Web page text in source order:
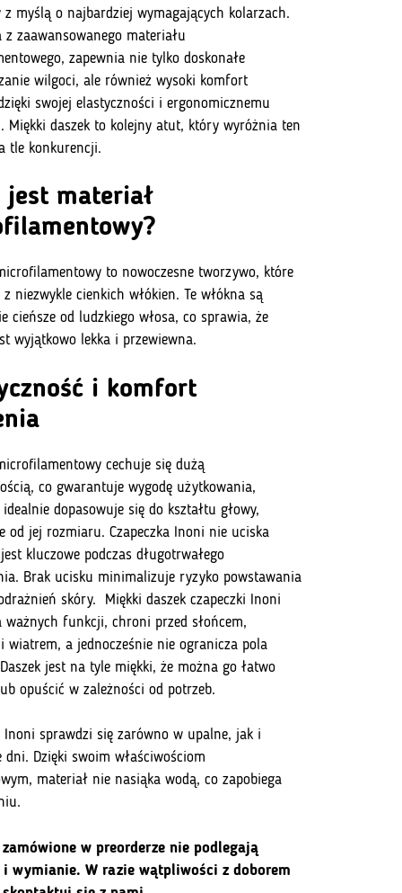
z myślą o najbardziej wymagających kolarzach.
z zaawansowanego materiału
zapewnia nie tylko doskonałe
wilgoci, ale również wysoki komfort
swojej elastyczności i ergonomicznemu
Miękki daszek to kolejny atut, który wyróżnia ten
tle konkurencji.
jest materiał
to nowoczesne tworzywo, które
z niezwykle cienkich włókien. Te włókna są
cieńsze od ludzkiego włosa, co sprawia, że
wyjątkowo lekka i przewiewna.
i komfort
cechuje się dużą
co gwarantuje wygodę użytkowania,
idealnie dopasowuje się do kształtu głowy,
od jej rozmiaru. Czapeczka Inoni nie uciska
kluczowe podczas długotrwałego
Brak ucisku minimalizuje ryzyko powstawania
skóry.
Miękki daszek czapeczki Inoni
ważnych funkcji, chroni przed słońcem,
i wiatrem, a jednocześnie nie ogranicza pola
jest na tyle miękki, że można go łatwo
opuścić w zależności od potrzeb.
Inoni sprawdzi się zarówno w upalne, jak i
dni. Dzięki swoim właściwościom
materiał nie nasiąka wodą, co zapobiega
w preorderze nie podlegają
wymianie. W razie wątpliwości z doborem